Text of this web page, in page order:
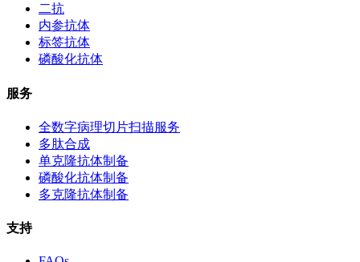
二抗
内参抗体
标签抗体
磷酸化抗体
服务
全数字病理切片扫描服务
多肽合成
单克隆抗体制备
磷酸化抗体制备
多克隆抗体制备
支持